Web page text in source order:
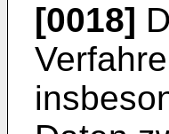
[0018]